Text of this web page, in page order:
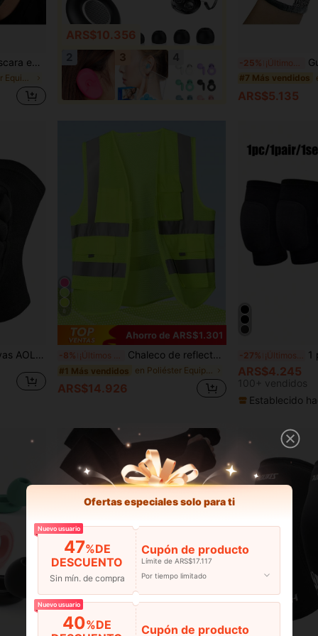
cierre de gancho y bucle, se requiere lavado a mano
ARS$10.356
-25% Guantes
#7 Más vendidos
ARS$5.135
1 par de rodilleras deportivas AOLIKES con acolchado de espuma, almohadillas antichoque para voleibol, baile urbano, protección de rodillas para esquí, accesorios de gimnasio, apoyo para las rodillas
Ahorro de ARS$1.301
-8% ¡Últimos 3 días Chaleco de reflectante de alta visibilidad en blanco talla XXXL, chaleco de fluorescente de señal unisex para motocicleta
#1 Más vendidos en Poliéster Equipo de protección personal
ARS$14.926
-27% ¡Últimos 2 días 1 pieza/1 pieza
ARS$4.245
100+ vendidos
Establecido
Ofertas especiales solo para ti
Nuevo usuario
47%DE
DESCUENTO
Sin mín. de compra
Cupón de producto
Límite de ARS$17.117
Por tiempo limitado
Nuevo usuario
40%DE
Cupón de producto